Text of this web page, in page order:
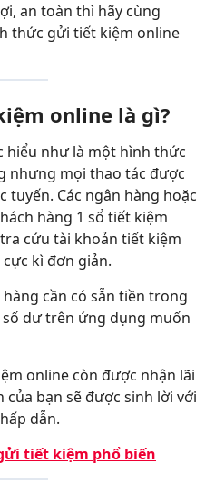
an toàn thì hãy cùng
thức gửi tiết kiệm online
online là gì?
hiểu như là một hình thức
nhưng mọi thao tác được
Các ngân hàng hoặc
hàng 1 sổ tiết kiệm
cứu tài khoản tiết kiệm
kì đơn giản.
cần có sẵn tiền trong
dư trên ứng dụng muốn
online còn được nhận lãi
của bạn sẽ được sinh lời với
dẫn.
tiết kiệm phổ biến